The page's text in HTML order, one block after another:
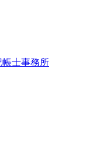
帳士事務所